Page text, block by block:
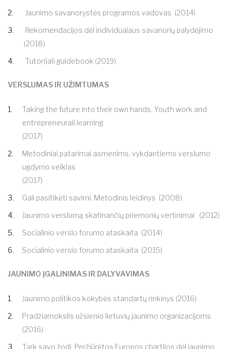
Jaunimo savanorystės programos vadovas (2014)
Rekomendacijos dėl individualaus savanorių palydėjimo
(2018)
Tutor(ial) guidebook (2019)
VERSLUMAS IR UŽIMTUMAS
Taking the future into their own hands. Youth work and
entrepreneurail learning
(2017)
Metodiniai patarimai asmenims, vykdantiems verslumo
ugdymo veiklas
(2017)
Gali pasitikėti savimi: Metodinis leidinys (2008)
Jaunimo verslumą skatinančių priemonių vertinimai (2012)
Socialinio verslo forumo ataskaita (2014)
Socialinio verslo forumo ataskaita (2015)
JAUNIMO ĮGALINIMAS IR DALYVAVIMAS
Jaunimo politikos kokybės standartų rinkinys (2016)
Pradžiamokslis užsienio lietuvių jaunimo organizacijoms
(2016)
Tark savo žodį: Peržiūrėtos Europos chartijos dėl jaunimo